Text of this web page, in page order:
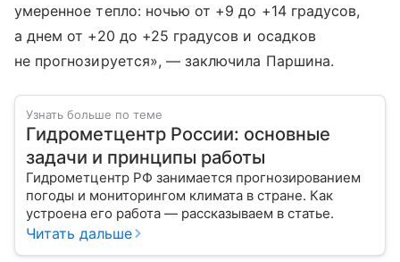
умеренное тепло: ночью от +9 до +14 градусов,
а днем от +20 до +25 градусов и осадков
не прогнозируется», — заключила Паршина.
Узнать больше по теме
Гидрометцентр России: основные
задачи и принципы работы
Гидрометцентр РФ занимается прогнозированием
погоды и мониторингом климата в стране. Как
устроена его работа — рассказываем в статье.
Читать дальше